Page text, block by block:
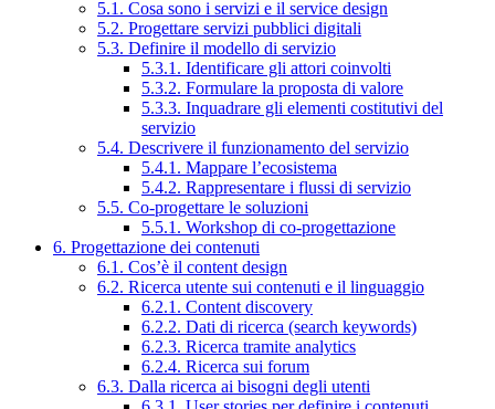
5.1. Cosa sono i servizi e il service design
5.2. Progettare servizi pubblici digitali
5.3. Definire il modello di servizio
5.3.1. Identificare gli attori coinvolti
5.3.2. Formulare la proposta di valore
5.3.3. Inquadrare gli elementi costitutivi del
servizio
5.4. Descrivere il funzionamento del servizio
5.4.1. Mappare l’ecosistema
5.4.2. Rappresentare i flussi di servizio
5.5. Co-progettare le soluzioni
5.5.1. Workshop di co-progettazione
6. Progettazione dei contenuti
6.1. Cos’è il content design
6.2. Ricerca utente sui contenuti e il linguaggio
6.2.1. Content discovery
6.2.2. Dati di ricerca (search keywords)
6.2.3. Ricerca tramite analytics
6.2.4. Ricerca sui forum
6.3. Dalla ricerca ai bisogni degli utenti